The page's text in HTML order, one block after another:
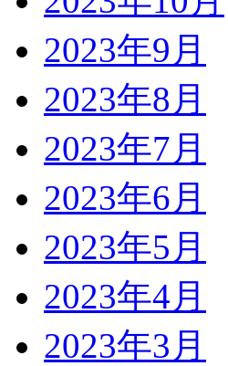
2023年9月
2023年8月
2023年7月
2023年6月
2023年5月
2023年4月
2023年3月